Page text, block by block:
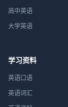
高中英语
大学英语
学习资料
英语口语
英语词汇